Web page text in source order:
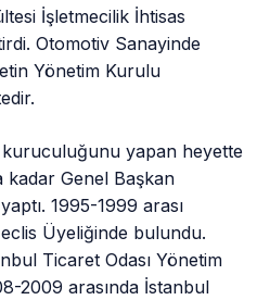
İşletmecilik İhtisas
Otomotiv Sanayinde
Yönetim Kurulu
kuruculuğunu yapan heyette
kadar Genel Başkan
1995-1999 arası
Üyeliğinde bulundu.
Ticaret Odası Yönetim
2009 arasında İstanbul